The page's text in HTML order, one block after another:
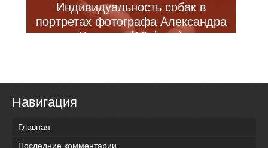
Индивидуальность собак в
портретах фотографа Александра
Хохлова (16 фото)
Навигация
Главная
Последние комментарии